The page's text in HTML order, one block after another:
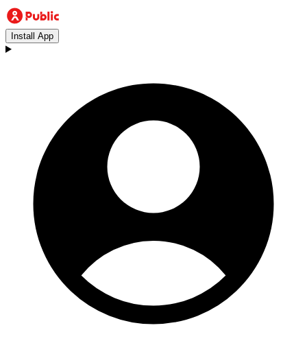
Install App